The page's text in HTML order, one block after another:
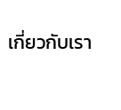
เกี่ยวกับเรา